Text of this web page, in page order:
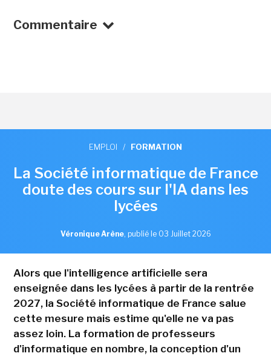
Commentaire
EMPLOI / FORMATION
La Société informatique de France
doute des cours sur l'IA dans les
lycées
Véronique Arène, publié le 03 Juillet 2026
Alors que l'intelligence artificielle sera
enseignée dans les lycées à partir de la rentrée
2027, la Société informatique de France salue
cette mesure mais estime qu'elle ne va pas
assez loin. La formation de professeurs
d'informatique en nombre, la conception d'un